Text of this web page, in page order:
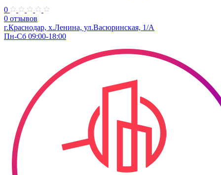
0
0 отзывов
г.Краснодар, х.Ленина, ул.Васюринская, 1/А
Пн-Сб 09:00-18:00